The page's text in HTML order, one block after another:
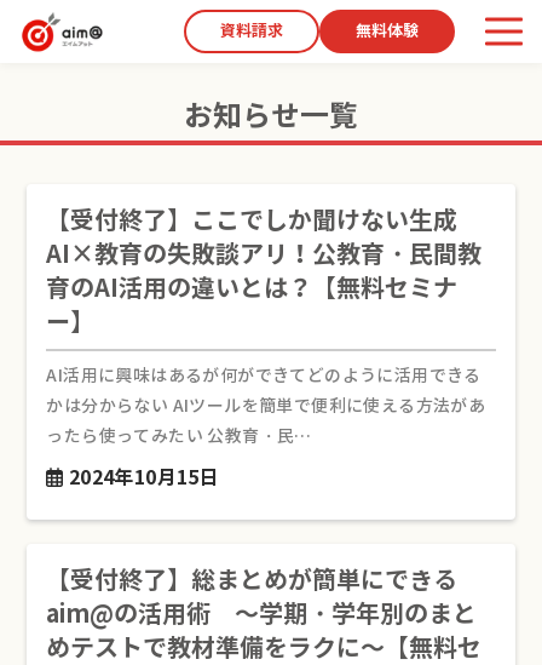
資料請求 無料体験
お知らせ一覧
【受付終了】ここでしか聞けない生成
AI×教育の失敗談アリ！公教育・民間教
育のAI活用の違いとは？【無料セミナ
ー】
AI活用に興味はあるが何ができてどのように活用できる
かは分からない AIツールを簡単で便利に使える方法があ
ったら使ってみたい 公教育・民…
2024年10月15日
【受付終了】総まとめが簡単にできる
aim@の活用術 ～学期・学年別のまと
めテストで教材準備をラクに～【無料セ